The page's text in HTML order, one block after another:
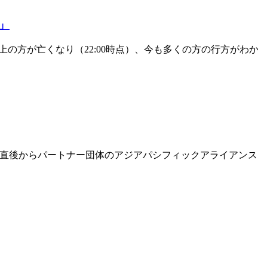
方が亡くなり（22:00時点）、今も多くの方の行方がわ
後からパートナー団体のアジアパシフィックアライアン